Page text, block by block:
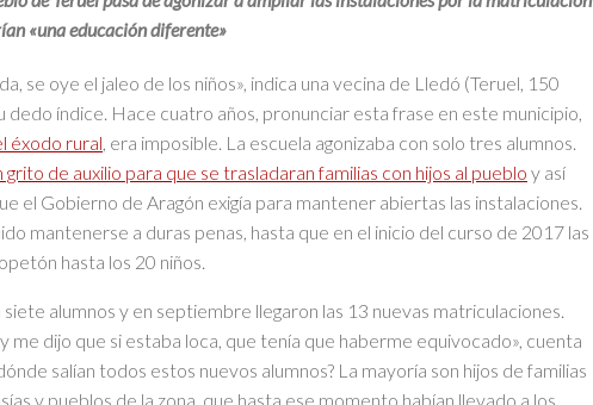
«una educación diferente»
se oye el jaleo de los niños», indica una vecina de Lledó (Teruel, 150
dedo índice. Hace cuatro años, pronunciar esta frase en este municipio,
éxodo rural, era imposible. La escuela agonizaba con solo tres alumnos.
de auxilio para que se trasladaran familias con hijos al pueblo y así
el Gobierno de Aragón exigía para mantener abiertas las instalaciones.
mantenerse a duras penas, hasta que en el inicio del curso de 2017 las
hasta los 20 niños.
alumnos y en septiembre llegaron las 13 nuevas matriculaciones.
me dijo que si estaba loca, que tenía que haberme equivocado», cuenta
salían todos estos nuevos alumnos? La mayoría son hijos de familias
y pueblos de la zona, que hasta ese momento habían llevado a los